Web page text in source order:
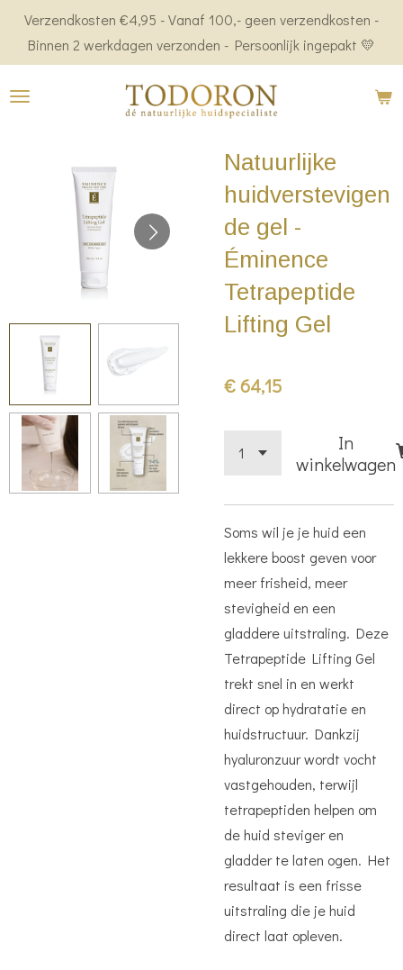
Ga
direct
de
Verzendkosten €4,95 - Vanaf 100,- geen verzendkosten -
Binnen 2 werkdagen verzonden - Persoonlijk ingepakt 💛
Natuurlijke
huidverstevigen
de gel -
Éminence
Tetrapeptide
Lifting Gel
€ 64,15
In
winkelwagen
Soms wil je je huid een
lekkere boost geven voor
meer frisheid, meer
stevigheid en een
gladdere uitstraling. Deze
Tetrapeptide Lifting Gel
trekt snel in en werkt
direct op hydratatie en
huidstructuur. Dankzij
hyaluronzuur wordt vocht
vastgehouden, terwijl
tetrapeptiden helpen om
de huid steviger en
gladder te laten ogen. Het
resultaat is een frisse
uitstraling die je huid
direct laat opleven.